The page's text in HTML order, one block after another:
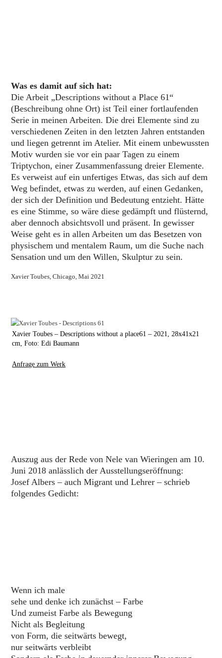
Was es damit auf sich hat:
Die Arbeit „Descriptions without a Place 61“
(Beschreibung ohne Ort) ist Teil einer fortlaufenden
Serie in meinen Arbeiten. Die drei Elemente sind zu
verschiedenen Zeiten in den letzten Jahren entstanden
und liegen getrennt im Atelier. Mit einem unbewussten
Motiv wurden sie vor ein paar Tagen zu einem
Triptychon, einer Zusammenfassung dreier Elemente.
Es verweist auf ein unfertiges Etwas, das sich auf dem
Weg befindet, etwas zu werden, auf einen Gedanken,
der sich der Definition und Bedeutung entzieht. Hätte
es eine Stimme, so wäre diese gedämpft und flüsternd,
aber dennoch absichtsvoll und präsent. In gewisser
Weise geht es in allen Arbeiten um das Besetzen von
physischem und mentalem Raum, um die Suche nach
Sensation und um den Willen, Skulptur zu sein.
Xavier Toubes, Chicago, Mai 2021
Xavier Toubes – Descriptions without a place61 – 2021, 28x41x21
cm, Foto: Edi Baumann
Anfrage zum Werk
Auszug aus der Rede von Nele van Wieringen am 10.
Juni 2018 anlässlich der Ausstellungseröffnung:
Josef Albers – auch Migrant und Lehrer – schrieb
folgendes Gedicht:
Wenn ich male
sehe und denke ich zunächst – Farbe
Und zumeist Farbe als Bewegung
Nicht als Begleitung
von Form, die seitwärts bewegt,
nur seitwärts verbleibt